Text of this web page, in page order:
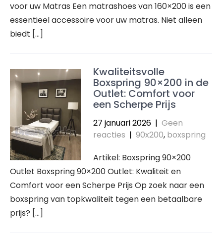
voor uw Matras Een matrashoes van 160×200 is een
essentieel accessoire voor uw matras. Niet alleen
biedt […]
Kwaliteitsvolle
Boxspring 90×200 in de
Outlet: Comfort voor
een Scherpe Prijs
27 januari 2026 | Geen
reacties | 90x200, boxspring
Artikel: Boxspring 90×200
Outlet Boxspring 90×200 Outlet: Kwaliteit en
Comfort voor een Scherpe Prijs Op zoek naar een
boxspring van topkwaliteit tegen een betaalbare
prijs? […]